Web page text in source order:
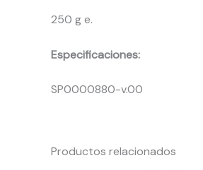
250 g e.
Especificaciones:
SP0000880-v.00
Productos relacionados